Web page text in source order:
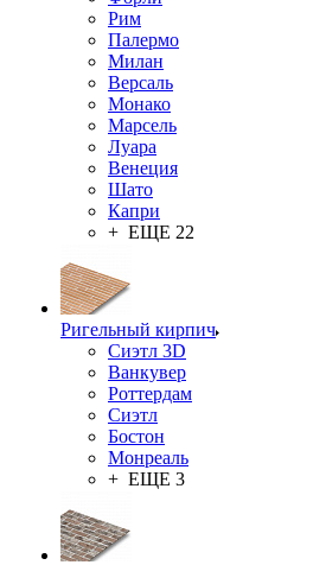
Рим
Палермо
Милан
Версаль
Монако
Марсель
Луара
Венеция
Шато
Капри
+ ЕЩЕ 22
Ригельный кирпич
Сиэтл 3D
Ванкувер
Роттердам
Сиэтл
Бостон
Монреаль
+ ЕЩЕ 3